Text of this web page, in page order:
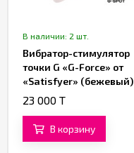
В наличии: 2 шт.
Вибратор-стимулятор
точки G «G-Force» от
«Satisfyer» (бежевый)
23 000 T
В корзину